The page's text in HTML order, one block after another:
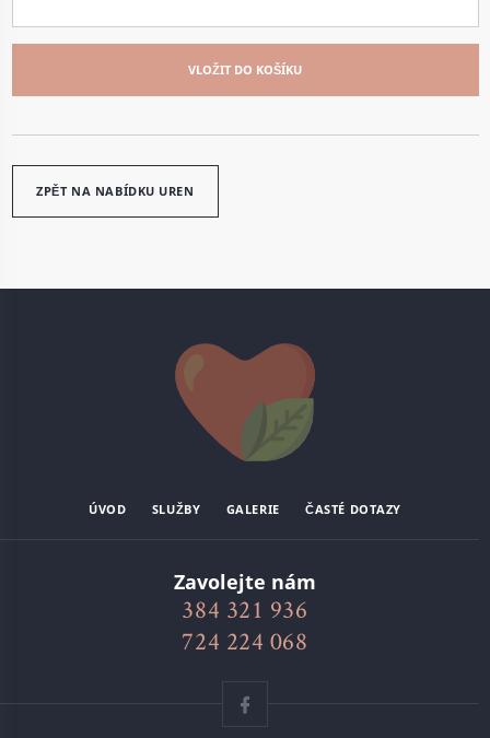
VLOŽIT DO KOŠÍKU
ZPĚT NA NABÍDKU UREN
ÚVOD SLUŽBY GALERIE ČASTÉ DOTAZY
Zavolejte nám
384 321 936
724 224 068